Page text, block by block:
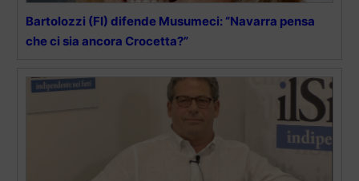
Bartolozzi (FI) difende Musumeci: “Navarra pensa
che ci sia ancora Crocetta?”